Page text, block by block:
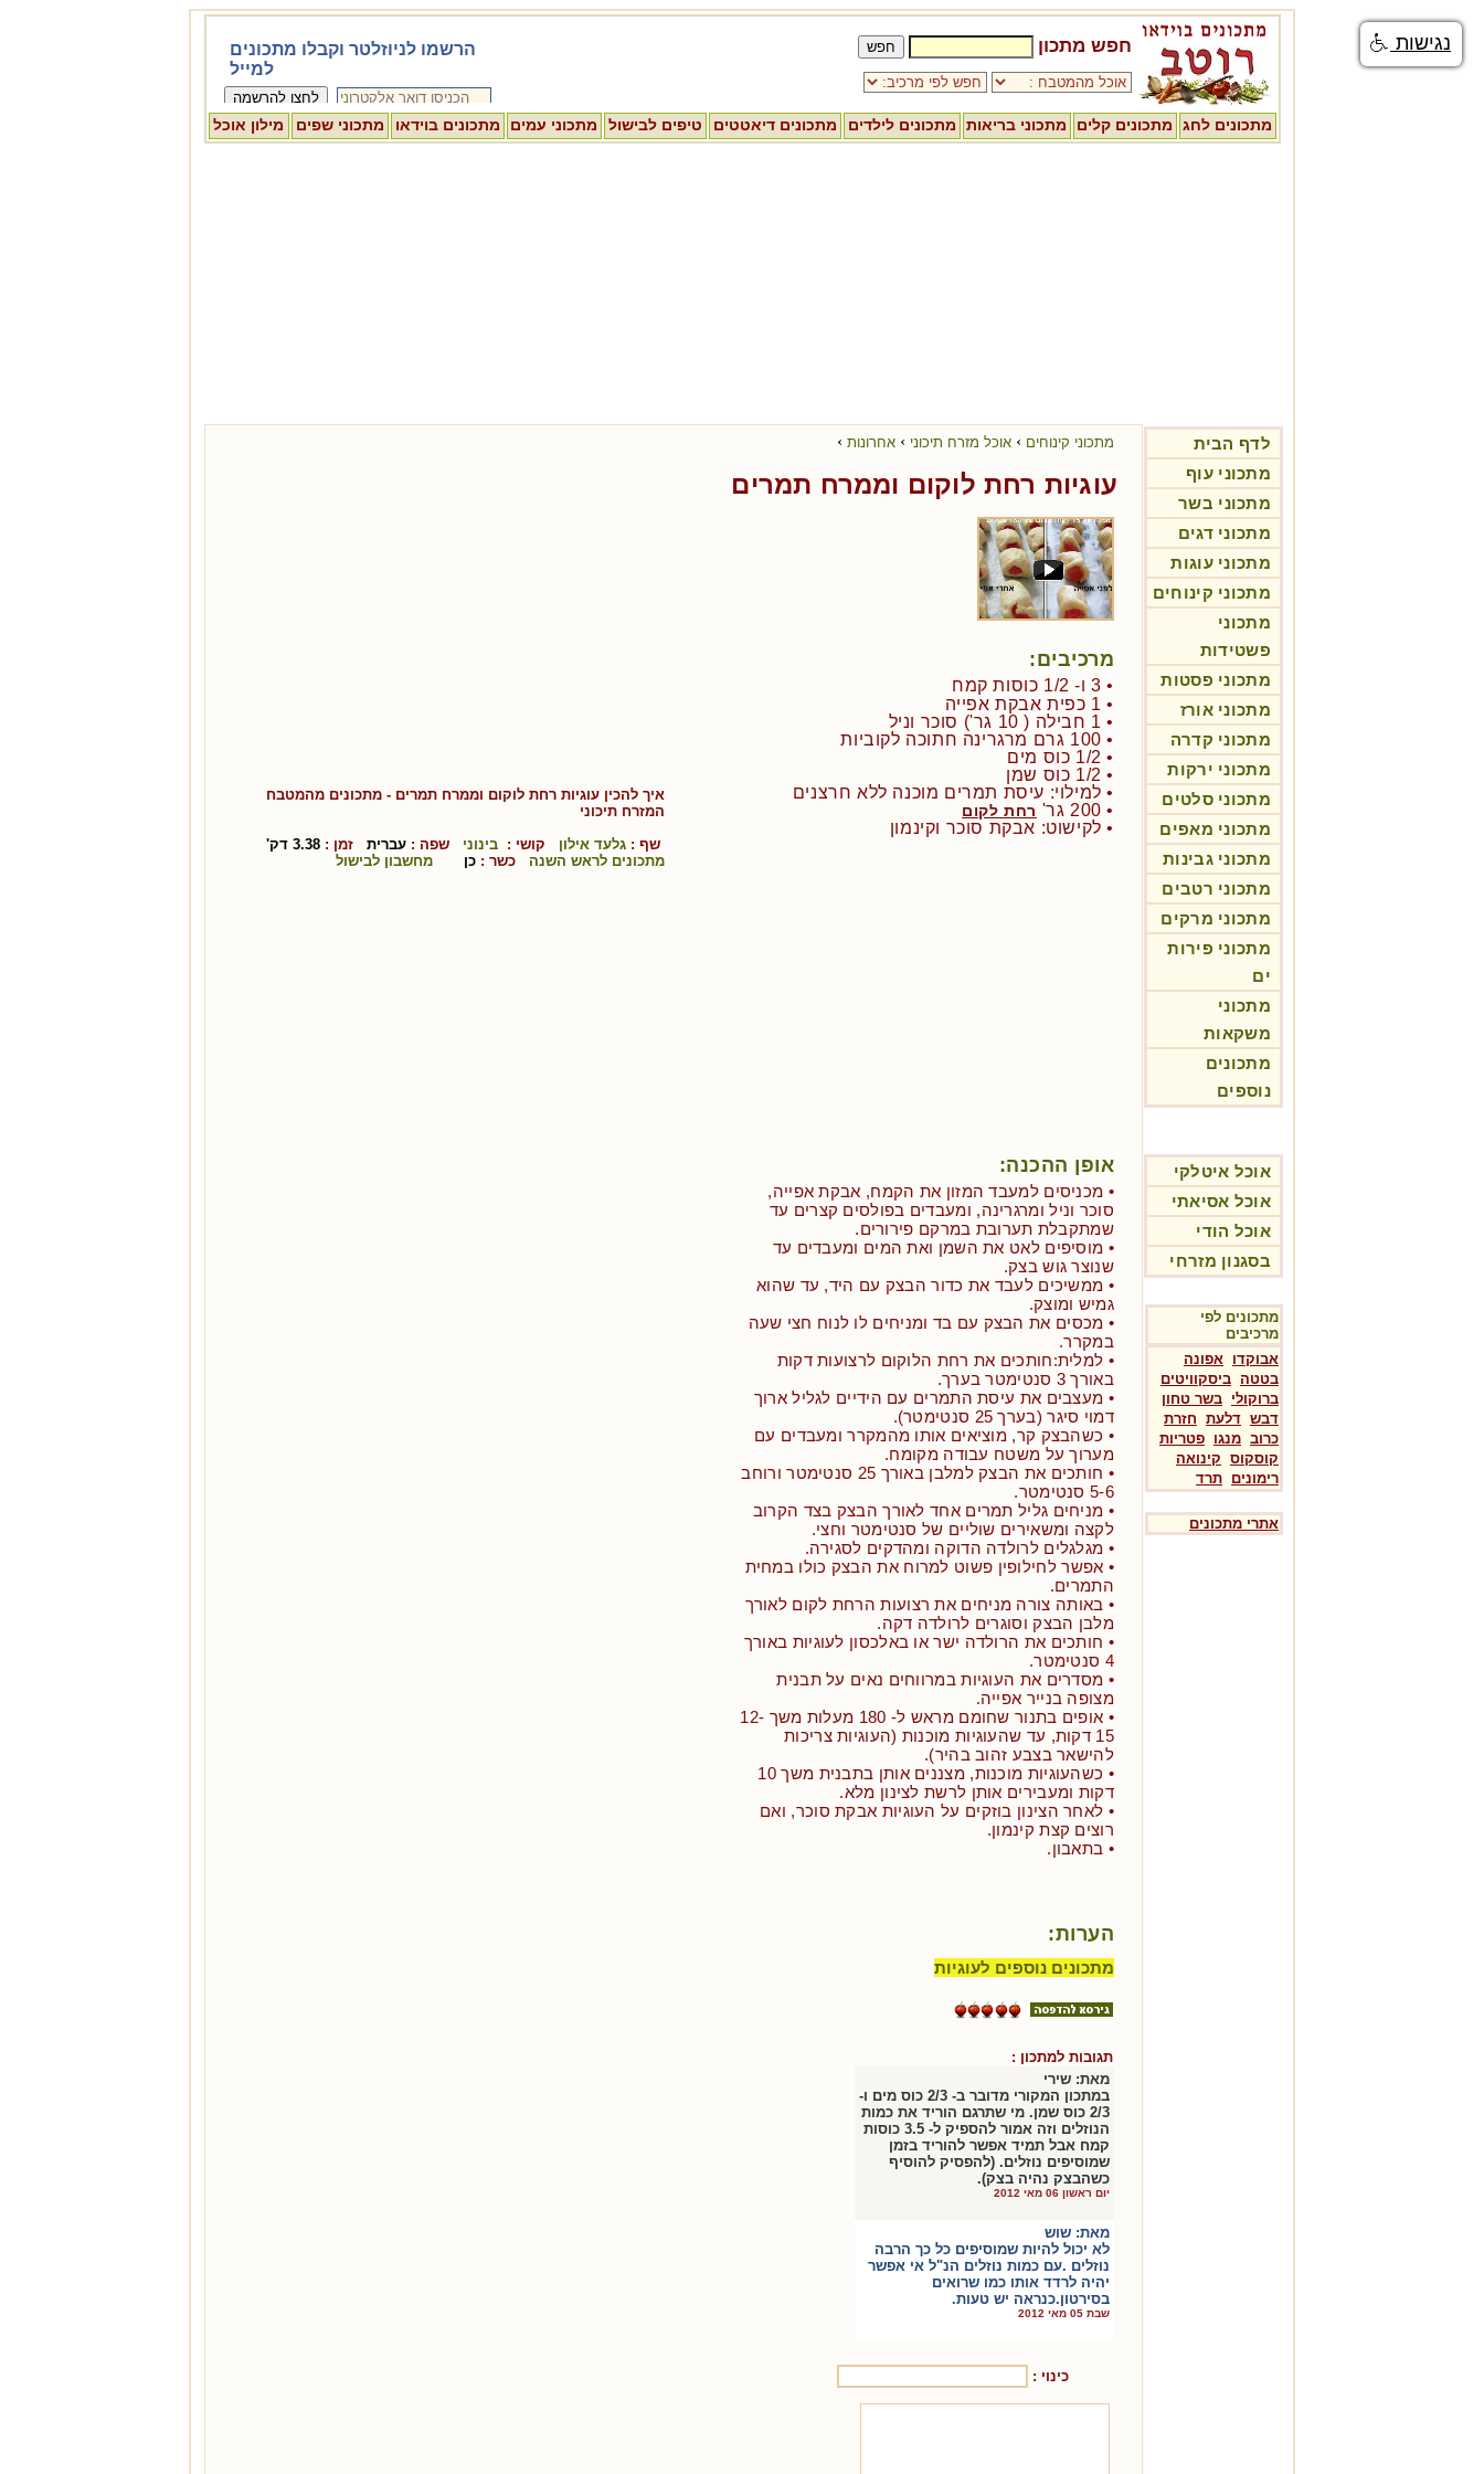
חפש מתכון
מתכונים לחג מתכונים קלים מתכוני בריאות מתכונים לילדים מתכונים דיאטטים טיפים לבישול מתכוני עמים מתכונים בוידאו מתכוני שפים מילון אוכל
לדף הבית
מתכוני עוף
מתכוני בשר
מתכוני דגים
מתכוני עוגות
מתכוני קינוחים
מתכוני
פשטידות
מתכוני פסטות
מתכוני אורז
מתכוני קדרה
מתכוני ירקות
מתכוני סלטים
מתכוני מאפים
מתכוני גבינות
מתכוני רטבים
מתכוני מרקים
מתכוני פירות
ים
מתכוני
משקאות
מתכונים
נוספים
אוכל איטלקי
אוכל אסיאתי
אוכל הודי
בסגנון מזרחי
מתכונים לפי
מרכיבים
אבוקדו אפונה
בטטה ביסקוויטים
ברוקולי בשר טחון
דבש דלעת חזרת
כרוב מנגו פטריות
קוסקוס קינואה
רימונים תרד
אתרי מתכונים
מתכוני קינוחים › אוכל מזרח תיכוני › אחרונות ›
עוגיות רחת לוקום וממרח תמרים
מרכיבים:
• 3 ו- 1/2 כוסות קמח
• 1 כפית אבקת אפייה
• 1 חבילה ( 10 גר') סוכר וניל
• 100 גרם מרגרינה חתוכה לקוביות
• 1/2 כוס מים
• 1/2 כוס שמן
• למילוי: עיסת תמרים מוכנה ללא חרצנים
• 200 גר'
רחת לקום
• לקישוט: אבקת סוכר וקינמון
אופן ההכנה:
• מכניסים למעבד המזון את הקמח, אבקת אפייה,
סוכר וניל ומרגרינה, ומעבדים בפולסים קצרים עד
שמתקבלת תערובת במרקם פירורים.
• מוסיפים לאט את השמן ואת המים ומעבדים עד
שנוצר גוש בצק.
• ממשיכים לעבד את כדור הבצק עם היד, עד שהוא
גמיש ומוצק.
• מכסים את הבצק עם בד ומניחים לו לנוח חצי שעה
במקרר.
• למלית:חותכים את רחת הלוקום לרצועות דקות
באורך 3 סנטימטר בערך.
• מעצבים את עיסת התמרים עם הידיים לגליל ארוך
דמוי סיגר (בערך 25 סנטימטר).
• כשהבצק קר, מוציאים אותו מהמקרר ומעבדים עם
מערוך על משטח עבודה מקומח.
• חותכים את הבצק למלבן באורך 25 סנטימטר ורוחב
5-6 סנטימטר.
• מניחים גליל תמרים אחד לאורך הבצק בצד הקרוב
לקצה ומשאירים שוליים של סנטימטר וחצי.
• מגלגלים לרולדה הדוקה ומהדקים לסגירה.
• אפשר לחילופין פשוט למרוח את הבצק כולו במחית
התמרים.
• באותה צורה מניחים את רצועות הרחת לקום לאורך
מלבן הבצק וסוגרים לרולדה דקה.
• חותכים את הרולדה ישר או באלכסון לעוגיות באורך
4 סנטימטר.
• מסדרים את העוגיות במרווחים נאים על תבנית
מצופה בנייר אפייה.
• אופים בתנור שחומם מראש ל- 180 מעלות משך 12-
15 דקות, עד שהעוגיות מוכנות (העוגיות צריכות
להישאר בצבע זהוב בהיר).
• כשהעוגיות מוכנות, מצננים אותן בתבנית משך 10
דקות ומעבירים אותן לרשת לצינון מלא.
• לאחר הצינון בוזקים על העוגיות אבקת סוכר, ואם
רוצים קצת קינמון.
• בתאבון.
הערות:
מתכונים נוספים לעוגיות
תגובות למתכון :
מאת: שירי
במתכון המקורי מדובר ב- 2/3 כוס מים ו-
2/3 כוס שמן. מי שתרגם הוריד את כמות
הנוזלים וזה אמור להספיק ל- 3.5 כוסות
קמח אבל תמיד אפשר להוריד בזמן
שמוסיפים נוזלים. (להפסיק להוסיף
כשהבצק נהיה בצק).
יום ראשון 06 מאי 2012
מאת: שוש
לא יכול להיות שמוסיפים כל כך הרבה
נוזלים .עם כמות נוזלים הנ"ל אי אפשר
יהיה לרדד אותו כמו שרואים
בסירטון.כנראה יש טעות.
שבת 05 מאי 2012
כינוי :
איך להכין עוגיות רחת לוקום וממרח תמרים - מתכונים מהמטבח
המזרח תיכוני
שף : גלעד אילון קושי : בינוני שפה : עברית זמן : 3.38 דק'
מתכונים לראש השנה
כשר : כן מחשבון לבישול
נגישות